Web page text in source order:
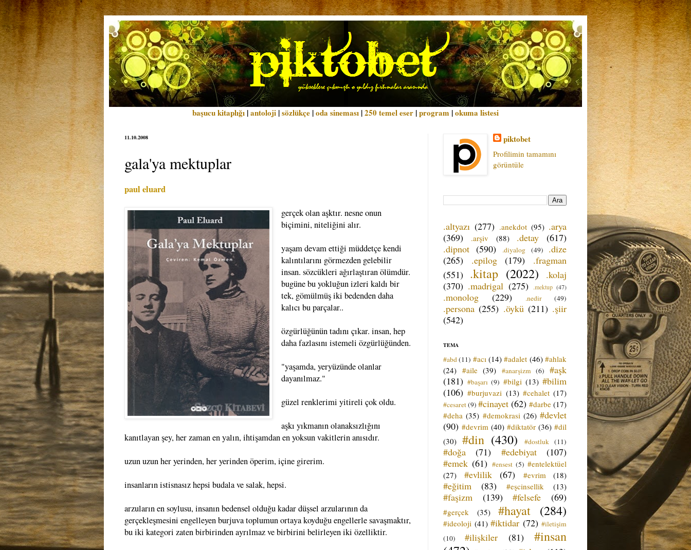
başucu kitaplığı |antoloji |sözlükçe |oda sineması |250 temel eser |program |okuma listesi
11.10.2008
gala'ya mektuplar
paul eluard
gerçek olan aşktır. nesne onun
biçimini, niteliğini alır.
yaşam devam ettiği müddetçe kendi
kalıntılarını görmezden gelebilir
insan. sözcükleri ağırlaştıran ölümdür.
bugüne bu yokluğun izleri kaldı bir
tek, gömülmüş iki bedenden daha
kalıcı bu parçalar..
özgürlüğünün tadını çıkar. insan, hep
daha fazlasını istemeli özgürlüğünden.
"yaşamda, yeryüzünde olanlar
dayanılmaz."
güzel renklerimi yitireli çok oldu.
aşkı yıkmanın olanaksızlığını
kanıtlayan şey, her zaman en yalın, ihtişamdan en yoksun vakitlerin anısıdır.
uzun uzun her yerinden, her yerinden öperim, içine girerim.
insanların istisnasız hepsi budala ve salak, hepsi.
arzuların en soylusu, insanın bedensel olduğu kadar düşsel arzularının da
gerçekleşmesini engelleyen burjuva toplumun ortaya koyduğu engellerle savaşmaktır,
bu iki kategori zaten birbirinden ayrılmaz ve birbirini belirleyen iki özelliktir.
piktobet
Profilimin tamamını
görüntüle
.altyazı (277) .anekdot (95) .arya
(369)
.arşiv (88) .detay
(617)
.dipnot (590) .diyalog (49)
.dize
(265)
.epilog (179)
.fragman
(551) .kitap (2022)
.kolaj
(370) .madrigal (275) .mektup (47)
.monolog (229) .nedir (49)
.persona (255) .öykü (211) .şiir
(542)
TEMA
#abd (11) #acı (14) #adalet (46) #ahlak
(24) #aile (39) #anarşizm (6)
#aşk
(181) #başarı (9) #bilgi (13) #bilim
(106) #burjuvazi (13) #cehalet (17)
#cesaret(9) #cinayet (62) #darbe (17)
#deha (35) #demokrasi (26) #devlet
(90) #devrim (40) #diktatör (36) #dil
(30) #din (430) #dostluk (11)
#doğa (71) #edebiyat
(107)
#emek (61) #ensest (5) #entelektüel
(27)
#evlilik (67) #evrim (18)
#eğitim (83) #eşcinsellik (13)
#faşizm (139) #felsefe (69)
#gerçek (35) #hayat (284)
#ideoloji (41) #iktidar (72) #iletişim
(10)
#ilişkiler (81)
#insan